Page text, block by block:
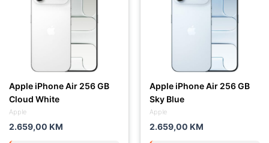
Apple
Apple iPhone Air 256 GB
Cloud White
2.659,00 KM
Apple
Apple iPhone Air 256 GB
Sky Blue
2.659,00 KM